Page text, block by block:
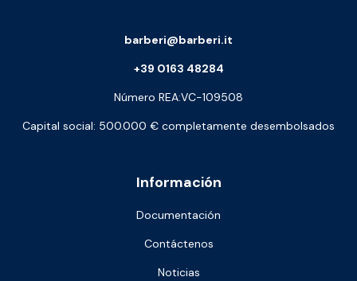
Información
Documentación
Contáctenos
Noticias
barberi@barberi.it
+39 0163 48284
Número REA:VC-109508
Capital social: 500.000 € completamente desembolsados